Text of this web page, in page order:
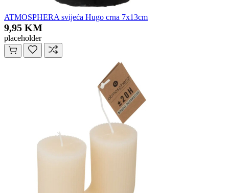
ATMOSPHERA svijeća Hugo crna 7x13cm
9,95 KM
placeholder